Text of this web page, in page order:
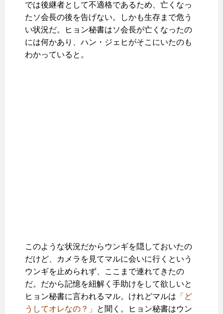
では後継者として不適格であるため、亡くなっ
たソ会長の後を告げない。しかも生存まで危う
い状況だ。ヒョン秘書はソ会長が亡くなったの
には何かあり、ハン・ジェヒがそこにいたのも
わかっていると。
このような状況だからウンギを隠しておいたの
だけど、カメラを見てマルに会いに行くという
ウンギを止められず、ここまで連れてきたの
だ。だから記憶を紐解く手助けをして欲しいと
ヒョン秘書に言われるマル。けれどマルは 「ど
うしてオレなの？」
と聞く。ヒョン秘書はウン